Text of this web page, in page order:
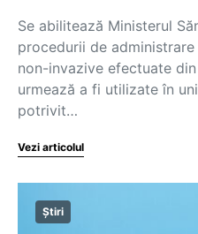
Se abilitează Ministerul
procedurii de
non-invazive efectuate
urmează a fi utilizate în
potrivit…
Vezi articolul
Știri